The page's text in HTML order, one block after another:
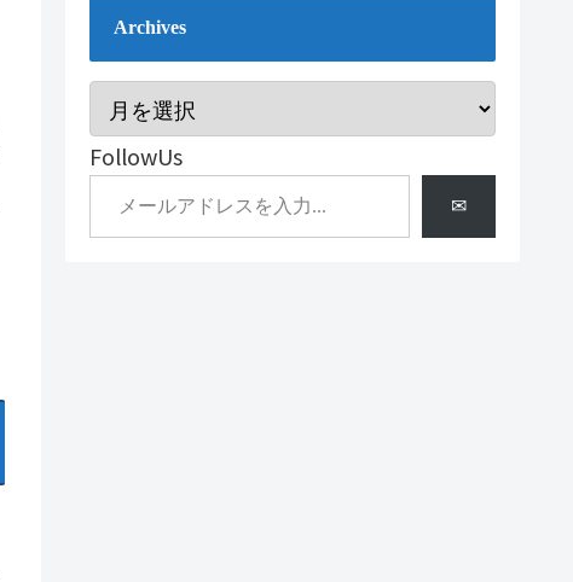
Archives
FollowUs
✉